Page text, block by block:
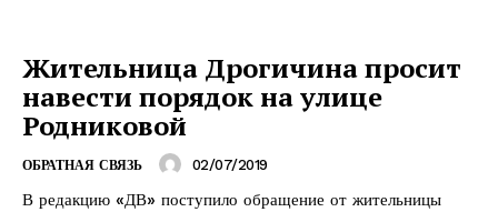
Жительница Дрогичина просит
навести порядок на улице
Родниковой
ОБРАТНАЯ СВЯЗЬ 02/07/2019
В редакцию «ДВ» поступило обращение от жительницы